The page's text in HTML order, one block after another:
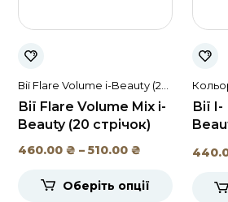
Вії Flare Volume i-Beauty (20
стрічок)
Вії Flare Volume Mix i-
Beauty (20 стрічок)
460.00₴ – 510.00₴ Діапазон
від
Оберіть опції
I-
Вії I-